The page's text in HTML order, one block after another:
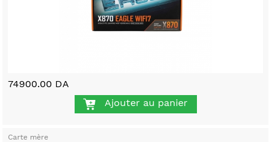
74900.00 DA
Ajouter au panier
Carte mère